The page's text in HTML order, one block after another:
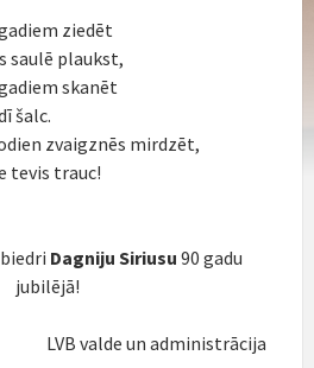
ziedēt
saulē plaukst,
skanēt
šalc.
zvaigznēs mirdzēt,
tevis trauc!
Dagniju Siriusu 90 gadu
jubilējā!
LVB valde un administrācija